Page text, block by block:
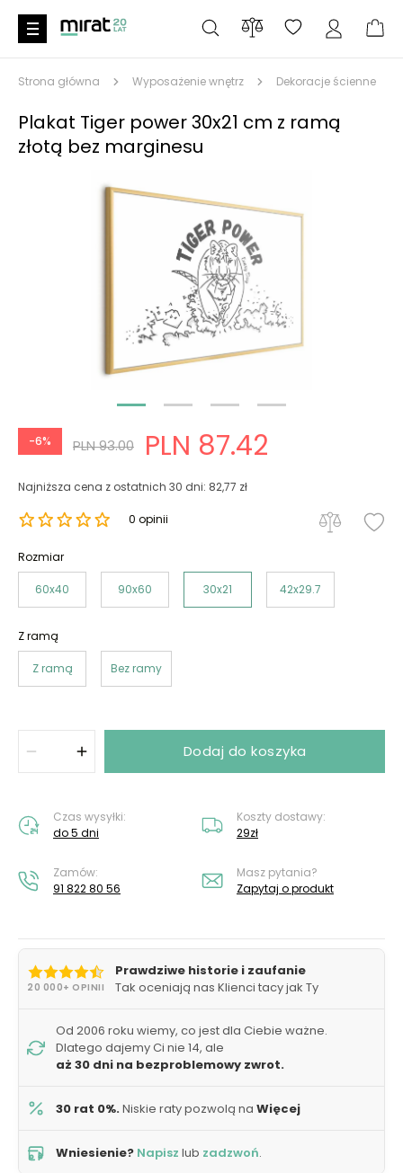
Strona główna Wyposażenie wnętrz Dekoracje ścienne
Plakat Tiger power 30x21 cm z ramą
złotą bez marginesu
-6% PLN 93.00 PLN 87.42
Najniższa cena z ostatnich 30 dni: 82,77 zł
0 opinii
Rozmiar
60x40 90x60 30x21 42x29.7
Z ramą
Z ramą Bez ramy
Dodaj do koszyka
Czas wysyłki:
do 5 dni
Koszty dostawy:
29zł
Zamów:
91 822 80 56
Masz pytania?
Zapytaj o produkt
20 000+ OPINII
Prawdziwe historie i zaufanie
Tak oceniają nas Klienci tacy jak Ty
Od 2006 roku wiemy, co jest dla Ciebie ważne.
Dlatego dajemy Ci nie 14, ale
aż 30 dni na bezproblemowy zwrot.
30 rat 0%.Niskie raty pozwolą na Więcej
Wniesienie? Napisz lub zadzwoń.